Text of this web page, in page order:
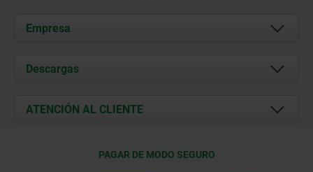
Empresa
Acerca de nosotros
Contacto
Descargas
Documents
ATENCIÓN AL CLIENTE
PAGAR DE MODO SEGURO